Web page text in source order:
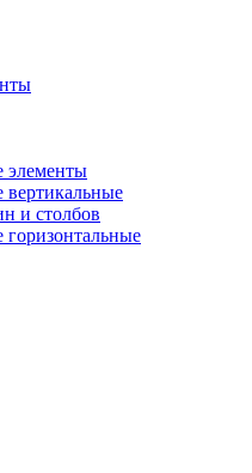
элементы
вертикальные
и столбов